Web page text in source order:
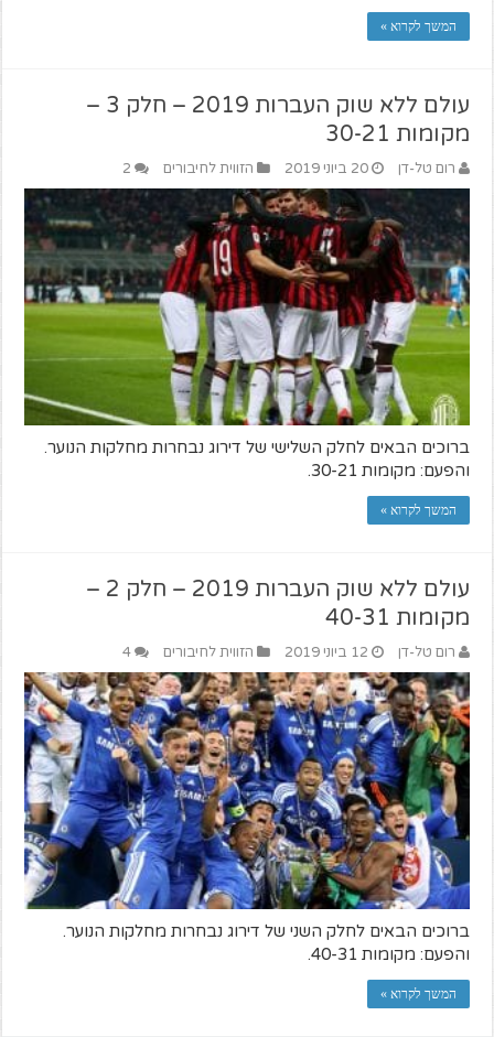
המשך לקרוא »
עולם ללא שוק העברות 2019 – חלק 3 –
מקומות 30-21
רום טל-דן 20 ביוני 2019 הזווית לחיבורים 2
ברוכים הבאים לחלק השלישי של דירוג נבחרות מחלקות הנוער.
והפעם: מקומות 30-21.
המשך לקרוא »
עולם ללא שוק העברות 2019 – חלק 2 –
מקומות 40-31
רום טל-דן 12 ביוני 2019 הזווית לחיבורים 4
ברוכים הבאים לחלק השני של דירוג נבחרות מחלקות הנוער.
והפעם: מקומות 40-31.
המשך לקרוא »